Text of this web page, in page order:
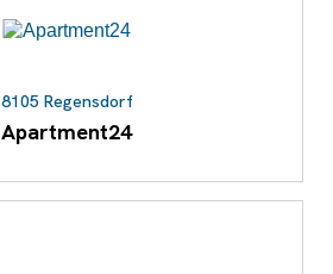
8105 Regensdorf
Apartment24